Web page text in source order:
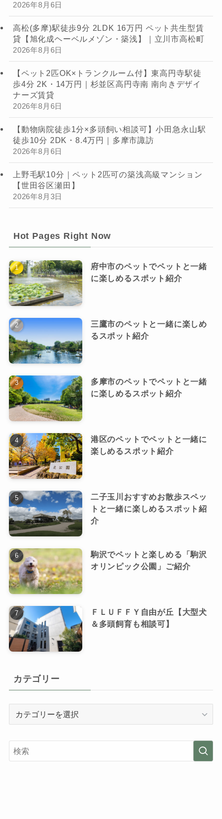
2026年8月6日
高松(多摩)駅徒歩9分 2LDK 16万円 ペット共生型賃
貸【旭化成ヘーベルメゾン・築浅】｜立川市高松町
2026年8月6日
【ペット2匹OK×トランクルーム付】東高円寺駅徒
歩4分 2K・14万円｜杉並区高円寺南 南向きデザイ
ナーズ賃貸
2026年8月6日
【動物病院徒歩1分×多頭飼い相談可】小田急永山駅
徒歩10分 2DK・8.4万円｜多摩市諏訪
2026年8月6日
上野毛駅10分｜ペット2匹可の築浅高級マンション
【世田谷区瀬田】
2026年8月3日
Hot Pages Right Now
府中市のペットでペットと一緒
に楽しめるスポット紹介
三鷹市のペットと一緒に楽しめ
るスポット紹介
多摩市のペットでペットと一緒
に楽しめるスポット紹介
港区のペットでペットと一緒に
楽しめるスポット紹介
二子玉川おすすめお散歩スペッ
トと一緒に楽しめるスポット紹
介
駒沢でペットと楽しめる「駒沢
オリンピック公園」ご紹介
ＦＬＵＦＦＹ自由が丘【大型犬
＆多頭飼育も相談可】
カテゴリー
リ
ー